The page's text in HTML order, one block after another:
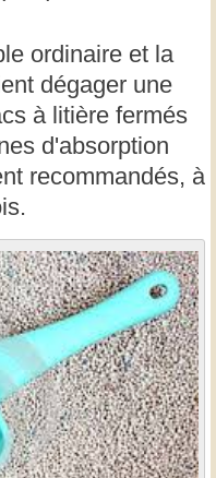
ordinaire et la
dégager une
à litière fermés
d'absorption
recommandés, à